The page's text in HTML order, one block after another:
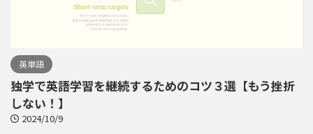
英単語
独学で英語学習を継続するためのコツ３選【もう挫折
しない！】
2024/10/9